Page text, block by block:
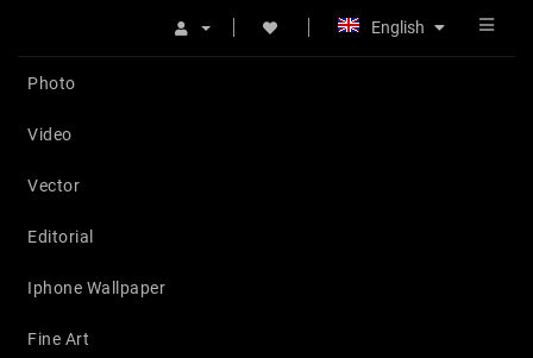
English
Photo
Video
Vector
Editorial
Iphone Wallpaper
Fine Art